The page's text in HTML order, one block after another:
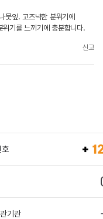
뭇잎. 고즈넉한 분위기에
기를 느끼기에 충분합니다.
신고
호
기관